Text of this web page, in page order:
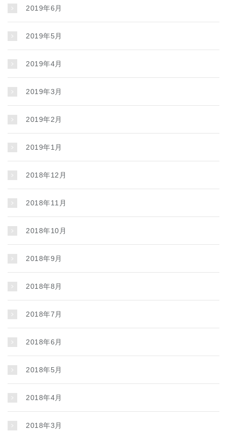
2019年6月
2019年5月
2019年4月
2019年3月
2019年2月
2019年1月
2018年12月
2018年11月
2018年10月
2018年9月
2018年8月
2018年7月
2018年6月
2018年5月
2018年4月
2018年3月